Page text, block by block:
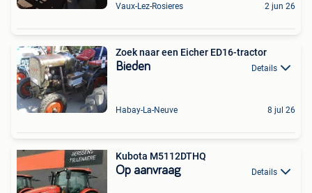
Vaux-Lez-Rosieres 2 jun 26
Zoek naar een Eicher ED16-tractor
Bieden Details
Habay-La-Neuve 8 jul 26
Kubota M5112DTHQ
Op aanvraag Details